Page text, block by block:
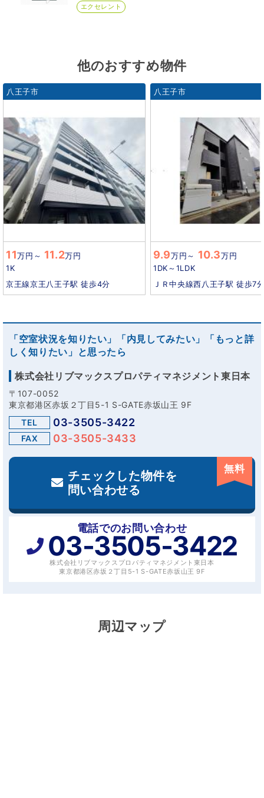
エクセレント
他のおすすめ物件
八王子市
11万円 ～ 11.2万円
1K
京王線京王八王子駅 徒歩4分
八王子市
9.9万円～ 10.3万円
1DK～1LDK
ＪＲ中央線西八王子駅 徒歩7
「空室状況を知りたい」「内見してみたい」「もっと詳
しく知りたい」と思ったら
株式会社リブマックスプロパティマネジメント東日本
〒107-0052
東京都港区赤坂２丁目5-1 S-GATE赤坂山王 9F
TEL
03-3505-3422
FAX 03-3505-3433
チェックした物件を
問い合わせる
無料
電話でのお問い合わせ
03-3505-3422
株式会社リブマックスプロパティマネジメント東日本
東京都港区赤坂２丁目5-1 S-GATE赤坂山王 9F
周辺マップ